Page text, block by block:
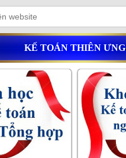
KẾ TOÁN THIÊN ƯNG